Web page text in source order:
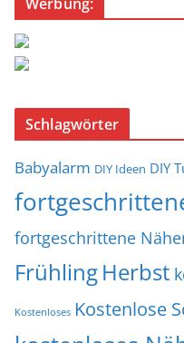
Werbung:
Schlagwörter
Babyalarm DIY Ideen DIY
fortgeschrittene
FrühlingHerbst
Kostenloses Kostenlose